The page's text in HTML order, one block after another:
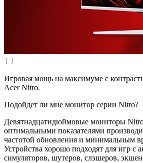
Игровая мощь на максимуме с
Acer Nitro.
Подойдет ли мне монитор серии Nitro?
Девятнадцатидюймовые мониторы
оптимальными показателями
частотой обновления и минимальным
Устройства хорошо подходят для игр с
симуляторов, шутеров, слэшеров,